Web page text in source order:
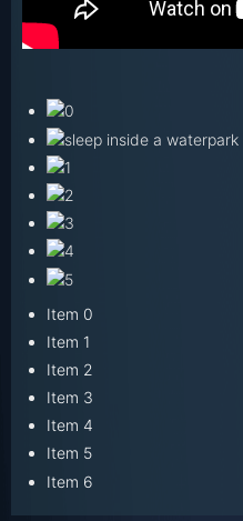
Item 0
Item 1
Item 2
Item 3
Item 4
Item 5
Item 6